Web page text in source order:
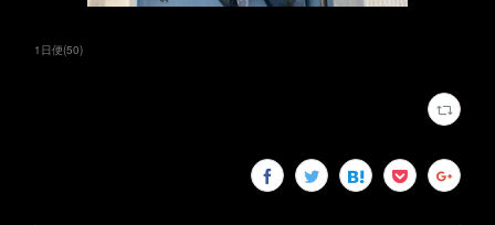
1日便(50)